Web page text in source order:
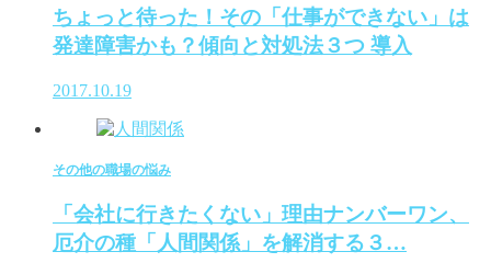
ちょっと待った！その「仕事ができない」は
発達障害かも？傾向と対処法３つ 導入
2017.10.19
その他の職場の悩み
「会社に行きたくない」理由ナンバーワン、
厄介の種「人間関係」を解消する３…